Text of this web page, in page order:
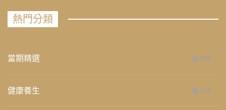
熱門分類
當期精選 658
健康養生 276